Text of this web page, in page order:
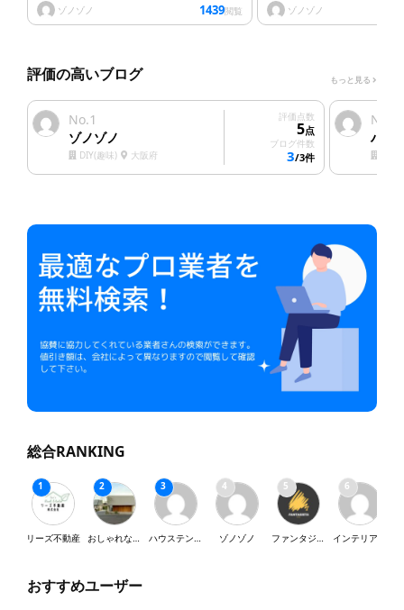
ゾノゾノ 1439閲覧 ゾノゾノ
評価の高いブログ もっと見る
No.1
ゾノゾノ
DIY(趣味) 大阪府
評価点数
5点
ブログ件数
3/3件
No.
ハウ
総合RANKING
リーズ不動産 おしゃれな家が好き ハウステンボス ゾノゾノ ファンタジスタ
おすすめユーザー